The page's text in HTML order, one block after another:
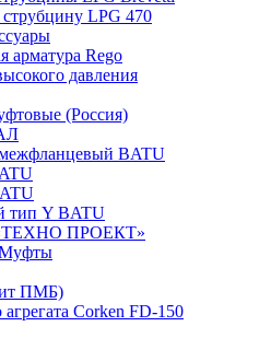
LPG 470
арматура Rego
давления
(Россия)
BATU
тип Y BATU
ПРОЕКТ»
ПМБ)
Corken FD-150